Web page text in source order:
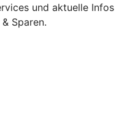
und aktuelle Infos
Sparen.